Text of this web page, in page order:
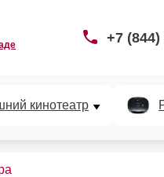
+7 (844)
кинотеатр